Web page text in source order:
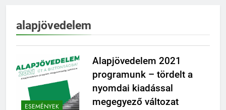
alapjövedelem
ESEMÉNYEK
Alapjövedelem 2021
programunk – tördelt a
nyomdai kiadással
megegyező változat